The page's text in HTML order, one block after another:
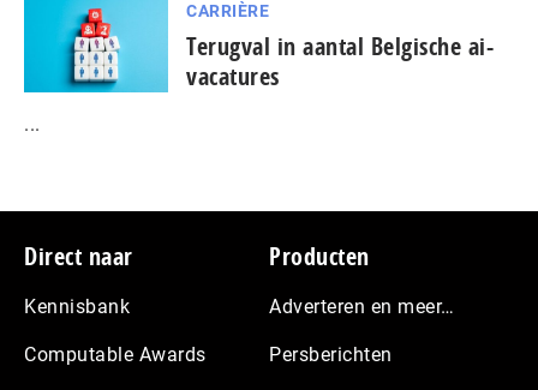
CARRIÈRE
Terugval in aantal Belgische ai-
vacatures
...
Footer
Direct naar
Kennisbank
Computable Awards
Producten
Adverteren en meer…
Persberichten